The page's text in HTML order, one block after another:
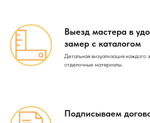
Выезд мастера в
замер с каталогом
Детальная визуализация каждого
отделочные материалы.
Подписываем